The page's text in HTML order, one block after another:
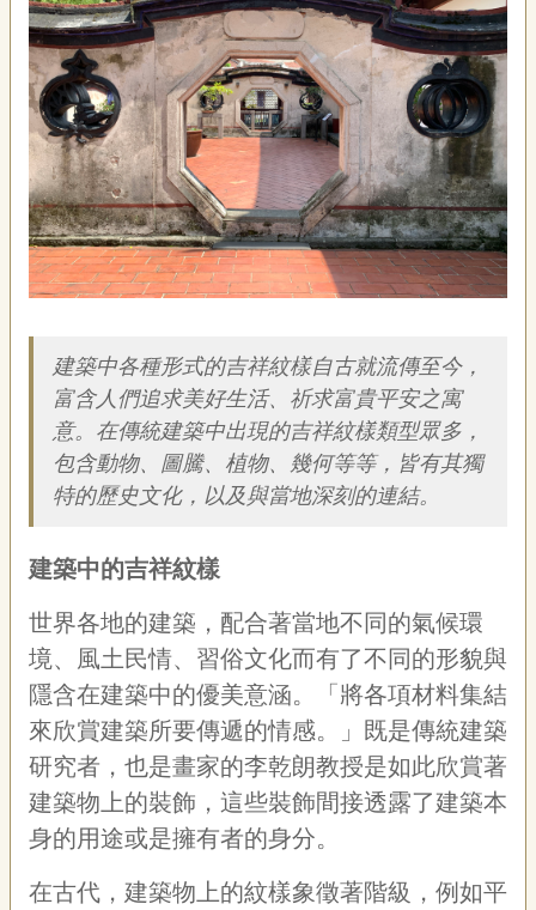
P
e
o
傳
L
F
E
區
關
於
我
們
隱
私
權
告
訊
建築中各種形式的吉祥紋樣自古就流傳至今，
富含人們追求美好生活、祈求富貴平安之寓
意。在傳統建築中出現的吉祥紋樣類型眾多，
包含動物、圖騰、植物、幾何等等，皆有其獨
特的歷史文化，以及與當地深刻的連結。
建築中的吉祥紋樣
世界各地的建築，配合著當地不同的氣候環
境、風土民情、習俗文化而有了不同的形貌與
隱含在建築中的優美意涵。「將各項材料集結
來欣賞建築所要傳遞的情感。」既是傳統建築
研究者，也是畫家的李乾朗教授是如此欣賞著
建築物上的裝飾，這些裝飾間接透露了建築本
身的用途或是擁有者的身分。
在古代，建築物上的紋樣象徵著階級，例如平